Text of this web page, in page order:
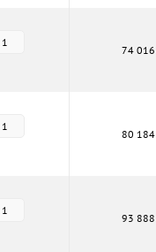
74 016
80 184
93 888